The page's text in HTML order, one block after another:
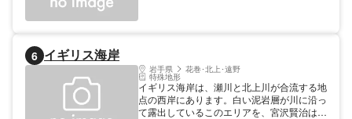
6 イギリス海岸
岩手県 花巻･北上･遠野
特殊地形
イギリス海岸は、瀬川と北上川が合流する地
点の西岸にあります。白い泥岩層が川に沿っ
て露出しているこのエリアを、宮沢賢治はド